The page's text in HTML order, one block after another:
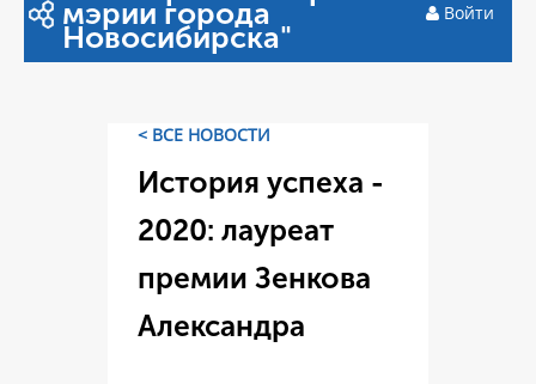
мэрии города
Новосибирска"
Войти
< ВСЕ НОВОСТИ
История успеха -
2020: лауреат
премии Зенкова
Александра